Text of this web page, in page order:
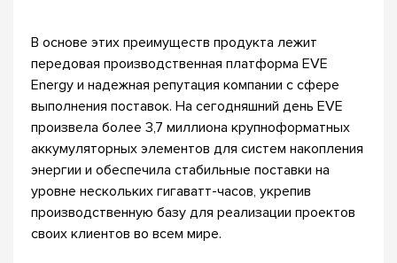
В основе этих преимуществ продукта лежит
передовая производственная платформа EVE
Energy и надежная репутация компании с сфере
выполнения поставок. На сегодняшний день EVE
произвела более 3,7 миллиона крупноформатных
аккумуляторных элементов для систем накопления
энергии и обеспечила стабильные поставки на
уровне нескольких гигаватт-часов, укрепив
производственную базу для реализации проектов
своих клиентов во всем мире.